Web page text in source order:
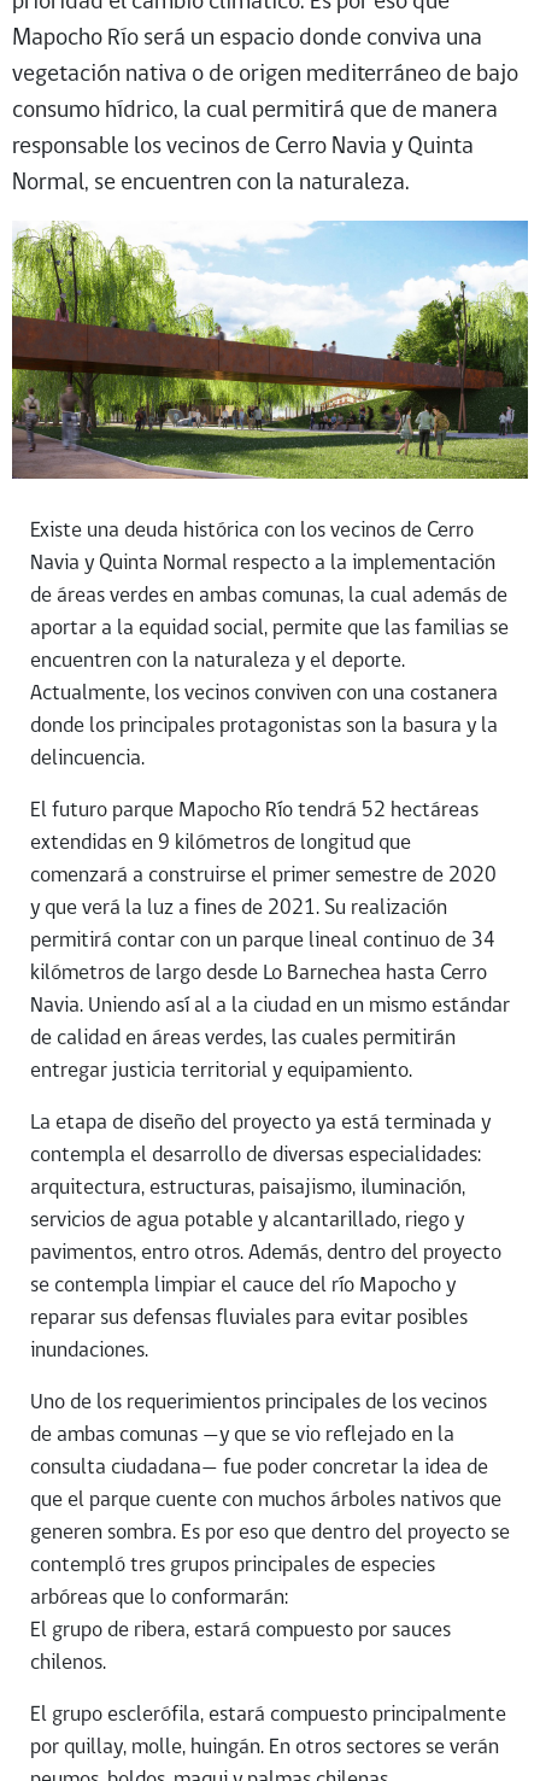
Mapocho Río será un espacio donde conviva una
vegetación nativa o de origen mediterráneo de bajo
consumo hídrico, la cual permitirá que de manera
responsable los vecinos de Cerro Navia y Quinta
Normal, se encuentren con la naturaleza.
Existe una deuda histórica con los vecinos de Cerro
Navia y Quinta Normal respecto a la implementación
de áreas verdes en ambas comunas, la cual además de
aportar a la equidad social, permite que las familias se
encuentren con la naturaleza y el deporte.
Actualmente, los vecinos conviven con una costanera
donde los principales protagonistas son la basura y la
delincuencia.
El futuro parque Mapocho Río tendrá 52 hectáreas
extendidas en 9 kilómetros de longitud que
comenzará a construirse el primer semestre de 2020
y que verá la luz a fines de 2021. Su realización
permitirá contar con un parque lineal continuo de 34
kilómetros de largo desde Lo Barnechea hasta Cerro
Navia. Uniendo así al a la ciudad en un mismo estándar
de calidad en áreas verdes, las cuales permitirán
entregar justicia territorial y equipamiento.
La etapa de diseño del proyecto ya está terminada y
contempla el desarrollo de diversas especialidades:
arquitectura, estructuras, paisajismo, iluminación,
servicios de agua potable y alcantarillado, riego y
pavimentos, entro otros. Además, dentro del proyecto
se contempla limpiar el cauce del río Mapocho y
reparar sus defensas fluviales para evitar posibles
inundaciones.
Uno de los requerimientos principales de los vecinos
de ambas comunas —y que se vio reflejado en la
consulta ciudadana— fue poder concretar la idea de
que el parque cuente con muchos árboles nativos que
generen sombra. Es por eso que dentro del proyecto se
contempló tres grupos principales de especies
arbóreas que lo conformarán:
El grupo de ribera, estará compuesto por sauces
chilenos.
El grupo esclerófila, estará compuesto principalmente
por quillay, molle, huingán. En otros sectores se verán